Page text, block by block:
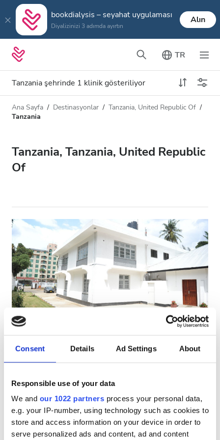
Consent Details Ad Settings About
Responsible use of your data
We and our 1022 partners process your personal data,
e.g. your IP-number, using technology such as cookies to
store and access information on your device in order to
serve personalized ads and content, ad and content
bookdialysis – seyahat uygulaması
Diyalizinizi 3 adımda ayırtın
Alın
TR
Tanzania şehrinde 1 klinik gösteriliyor
Diyaliz türü
HD Diyaliz
Kabul Edilenler
HIV’li Hastalar
Hepatit B’li Hastalar
Hepatit C’li Hastalar
EHIC
Olanaklar
TV Ekranları
Ücretsiz Transfer
Mesafe
Puan
Ana Sayfa Destinasyonlar
Tanzania, United Republic Of
Tanzania
Tanzania, Tanzania, United Republic
Of
Alshifa Medical & Kidney
Dialysis Center
Tanzania, Tanzania, United Republic Of
Mükemmel
1 Yorum
10
Ücretsiz Transfer
Tedavi başına
HD Diyaliz €150
Rezerve Et